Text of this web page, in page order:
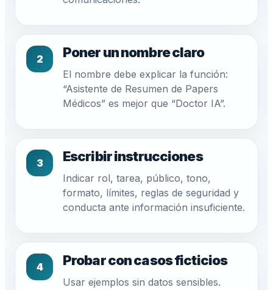
2 Poner un nombre claro
El nombre debe explicar la función:
“Asistente de Resumen de Papers
Médicos” es mejor que “Doctor IA”.
3 Escribir instrucciones
Indicar rol, tarea, público, tono,
formato, límites, reglas de seguridad y
conducta ante información insuficiente.
4 Probar con casos ficticios
Usar ejemplos sin datos sensibles.